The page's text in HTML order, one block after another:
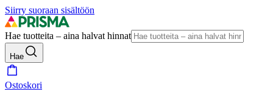
Siirry suoraan sisältöön
Hae tuotteita – aina halvat hinnat
Hae
Ostoskori